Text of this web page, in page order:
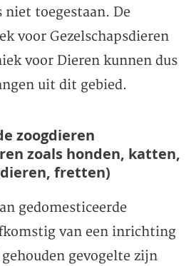
niet toegestaan. De
voor Gezelschapsdieren
voor Dieren kunnen dus
uit dit gebied.
zoogdieren
zoals honden, katten,
fretten)
gedomesticeerde
van een inrichting
gevogelte zijn